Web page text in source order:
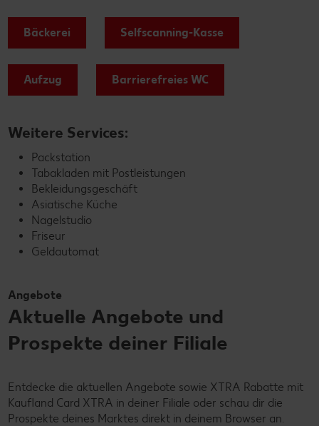
Bäckerei Selfscanning-Kasse
Aufzug Barrierefreies WC
Weitere Services:
Packstation
Tabakladen mit Postleistungen
Bekleidungsgeschäft
Asiatische Küche
Nagelstudio
Friseur
Geldautomat
Angebote
Aktuelle Angebote und
Prospekte deiner Filiale
Entdecke die aktuellen Angebote sowie XTRA Rabatte mit
Kaufland Card XTRA in deiner Filiale oder schau dir die
Prospekte deines Marktes direkt in deinem Browser an.